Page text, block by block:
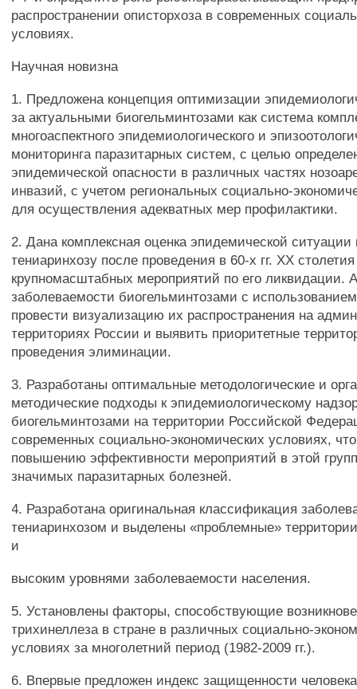
распространении описторхоза в современных
условиях.
Научная новизна
1. Предложена концепция оптимизации
за актуальными биогельминтозами как система
многоаспектного эпидемиологического и
мониторинга паразитарных систем, с целью
эпидемической опасности в различных частях
инвазий, с учетом региональных социально-
для осуществления адекватных мер профилактики.
2. Дана комплексная оценка эпидемической
тениаринхозу после проведения в 60-х гг. XX столетия
крупномасштабных мероприятий по его ликвидации.
заболеваемости биогельминтозами с
провести визуализацию их распространения на
территориях России и выявить приоритетные
проведения элиминации.
3. Разработаны оптимальные методологические и
методические подходы к эпидемиологическому
биогельминтозами на территории Российской
современных социально-экономических условиях,
повышению эффективности мероприятий в этой
значимых паразитарных болезней.
4. Разработана оригинальная классификация
тениаринхозом и выделены «проблемные»
и
высоким уровнями заболеваемости населения.
5. Установлены факторы, способствующие
трихинеллеза в стране в различных социально-
условиях за многолетний период (1982-2009 гг.).
6. Впервые предложен индекс защищенности